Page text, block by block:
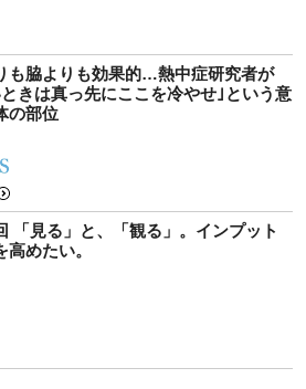
も脇よりも効果的…熱中症研究者が
きは真っ先にここを冷やせ｣という意
の部位
「見る」と、「観る」。インプット
高めたい。